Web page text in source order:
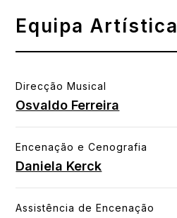
Equipa Artística
Direcção Musical
Osvaldo Ferreira
Encenação e Cenografia
Daniela Kerck
Assistência de Encenação